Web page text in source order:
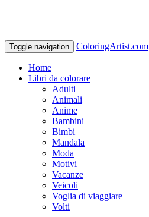
Toggle navigation ColoringArtist.com
Home
Libri da colorare
Adulti
Animali
Anime
Bambini
Bimbi
Mandala
Moda
Motivi
Vacanze
Veicoli
Voglia di viaggiare
Volti